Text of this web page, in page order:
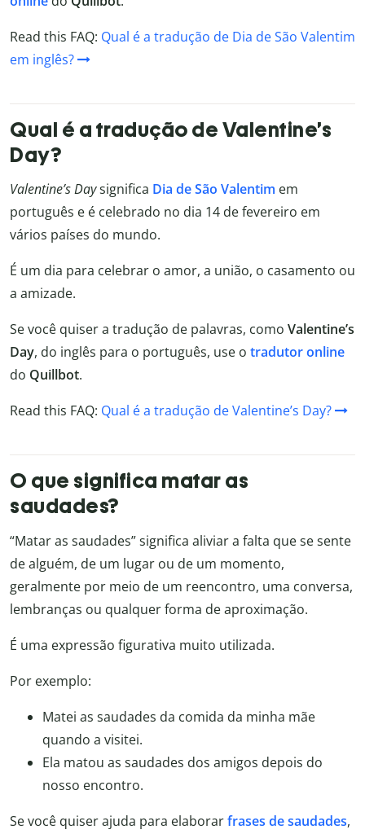
Read this FAQ: Qual é a tradução de Dia de São Valentim
em inglês?
Qual é a tradução de Valentine’s
Day?
Valentine’s Daysignifica Dia de São Valentim em
português e é celebrado no dia 14 de fevereiro em
vários países do mundo.
É um dia para celebrar o amor, a união, o casamento ou
a amizade.
Se você quiser a tradução de palavras, como Valentine’s
Day, do inglês para o português, use o tradutor online
do Quillbot.
Read this FAQ: Qual é a tradução de Valentine’s Day?
O que significa matar as
saudades?
“Matar as saudades” significa aliviar a falta que se sente
de alguém, de um lugar ou de um momento,
geralmente por meio de um reencontro, uma conversa,
lembranças ou qualquer forma de aproximação.
É uma expressão figurativa muito utilizada.
Por exemplo:
Matei as saudades da comida da minha mãe
quando a visitei.
Ela matou as saudades dos amigos depois do
nosso encontro.
Se você quiser ajuda para elaborarfrases de saudades,